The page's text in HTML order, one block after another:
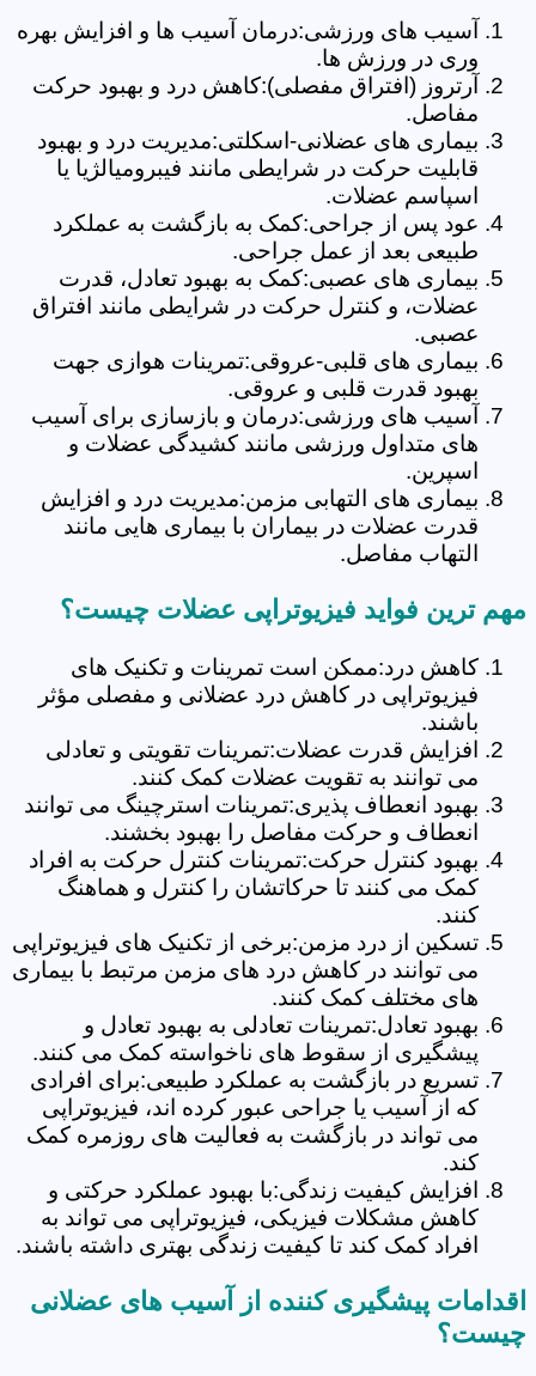
آسیب های ورزشی:درمان آسیب ها و افزایش بهره
وری در ورزش ها.
آرتروز (افتراق مفصلی):کاهش درد و بهبود حرکت
مفاصل.
بیماری های عضلانی-اسکلتی:مدیریت درد و بهبود
قابلیت حرکت در شرایطی مانند فیبرومیالژیا یا
اسپاسم عضلات.
عود پس از جراحی:کمک به بازگشت به عملکرد
طبیعی بعد از عمل جراحی.
بیماری های عصبی:کمک به بهبود تعادل، قدرت
عضلات، و کنترل حرکت در شرایطی مانند افتراق
عصبی.
بیماری های قلبی-عروقی:تمرینات هوازی جهت
بهبود قدرت قلبی و عروقی.
آسیب های ورزشی:درمان و بازسازی برای آسیب
های متداول ورزشی مانند کشیدگی عضلات و
اسپرین.
بیماری های التهابی مزمن:مدیریت درد و افزایش
قدرت عضلات در بیماران با بیماری هایی مانند
التهاب مفاصل.
مهم ترین فواید فیزیوتراپی عضلات چیست؟
کاهش درد:ممکن است تمرینات و تکنیک های
فیزیوتراپی در کاهش درد عضلانی و مفصلی مؤثر
باشند.
افزایش قدرت عضلات:تمرینات تقویتی و تعادلی
می توانند به تقویت عضلات کمک کنند.
بهبود انعطاف پذیری:تمرینات استرچینگ می توانند
انعطاف و حرکت مفاصل را بهبود بخشند.
بهبود کنترل حرکت:تمرینات کنترل حرکت به افراد
کمک می کنند تا حرکاتشان را کنترل و هماهنگ
کنند.
تسکین از درد مزمن:برخی از تکنیک های فیزیوتراپی
می توانند در کاهش درد های مزمن مرتبط با بیماری
های مختلف کمک کنند.
بهبود تعادل:تمرینات تعادلی به بهبود تعادل و
پیشگیری از سقوط های ناخواسته کمک می کنند.
تسریع در بازگشت به عملکرد طبیعی:برای افرادی
که از آسیب یا جراحی عبور کرده اند، فیزیوتراپی
می تواند در بازگشت به فعالیت های روزمره کمک
کند.
افزایش کیفیت زندگی:با بهبود عملکرد حرکتی و
کاهش مشکلات فیزیکی، فیزیوتراپی می تواند به
افراد کمک کند تا کیفیت زندگی بهتری داشته باشند.
اقدامات پیشگیری کننده از آسیب های عضلانی
چیست؟